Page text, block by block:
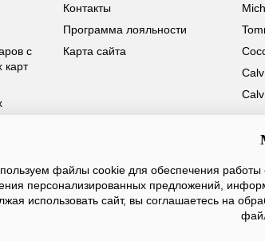
с
Контакты
Программа лояльности
Карта сайта
8 800 100 93 39или заполните
с вами свяжемся
файлы cookie для обеспечения работы
персонализированных предложений,
использовать сайт, вы соглашаетесь на